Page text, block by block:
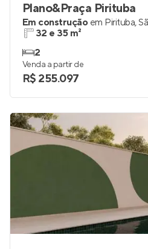
Plano&Praça Pirituba
Em construção em Pirituba,
32 e 35 m²
2
Venda a partir de
R$ 255.097